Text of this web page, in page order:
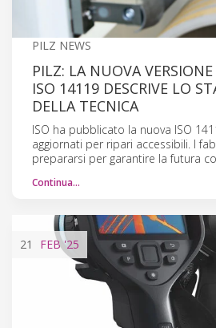
PILZ NEWS
PILZ: LA NUOVA
ISO 14119 DESCRIVE LO
DELLA TECNICA
ISO ha pubblicato la nuova ISO
aggiornati per ripari accessibili. I
prepararsi per garantire la futura
Continua…
21 FEB'25